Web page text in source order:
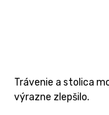
Trávenie a stolica
výrazne zlepšilo.